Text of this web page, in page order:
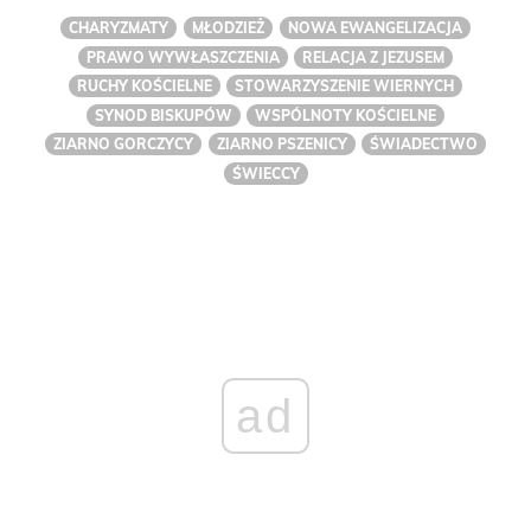
CHARYZMATY MŁODZIEŻ
NOWA EWANGELIZACJA
PRAWO WYWŁASZCZENIA
RELACJA Z JEZUSEM
RUCHY KOŚCIELNE
STOWARZYSZENIE WIERNYCH
SYNOD BISKUPÓW
WSPÓLNOTY KOŚCIELNE
ZIARNO GORCZYCY
ZIARNO PSZENICY
ŚWIADECTWO
ŚWIECCY
ad